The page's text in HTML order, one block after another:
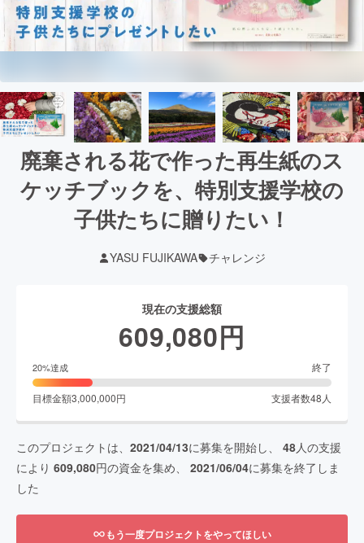
廃棄される花で作った再生紙のス
ケッチブックを、特別支援学校の
子供たちに贈りたい！
YASU FUJIKAWA チャレンジ
現在の支援総額
609,080円
20%達成 終了
目標金額3,000,000円 支援者数48 人
このプロジェクトは、 2021/04/13に募集を開始し、 48人の支援
により 609,080円の資金を集め、 2021/06/04に募集を終了しま
した
もう一度プロジェクトをやってほしい